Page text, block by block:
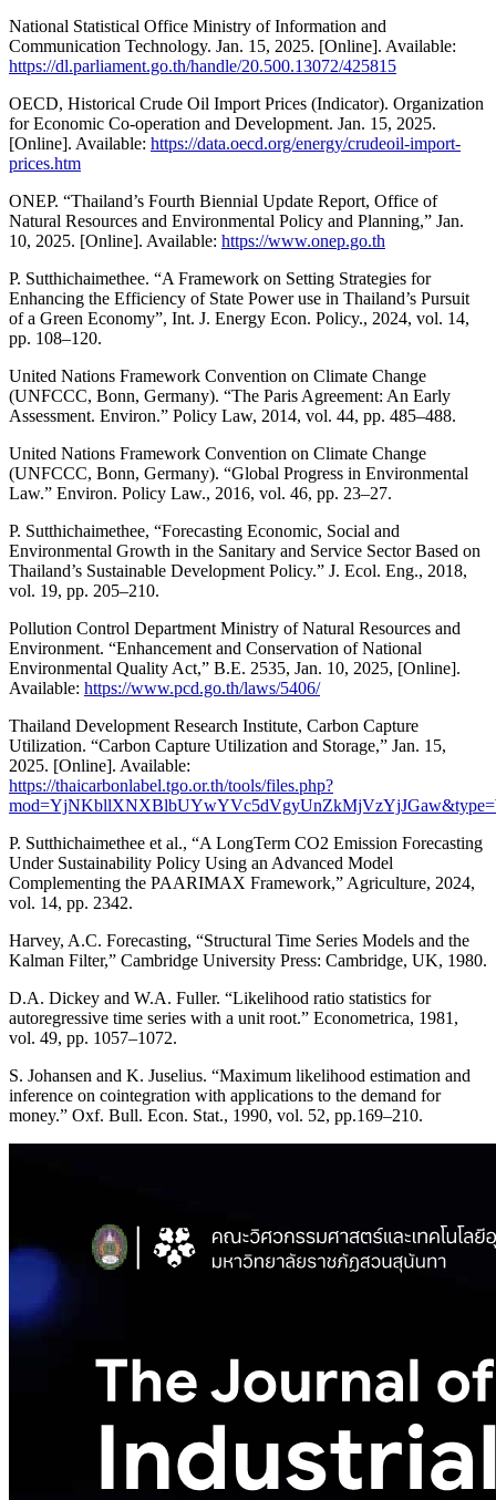
National Statistical Office Ministry of Information and
Communication Technology. Jan. 15, 2025. [Online]. Available:
https://dl.parliament.go.th/handle/20.500.13072/425815
OECD, Historical Crude Oil Import Prices (Indicator). Organization
for Economic Co-operation and Development. Jan. 15, 2025.
[Online]. Available: https://data.oecd.org/energy/crudeoil-import-
prices.htm
ONEP. “Thailand’s Fourth Biennial Update Report, Office of
Natural Resources and Environmental Policy and Planning,” Jan.
10, 2025. [Online]. Available: https://www.onep.go.th
P. Sutthichaimethee. “A Framework on Setting Strategies for
Enhancing the Efficiency of State Power use in Thailand’s Pursuit
of a Green Economy”, Int. J. Energy Econ. Policy., 2024, vol. 14,
pp. 108–120.
United Nations Framework Convention on Climate Change
(UNFCCC, Bonn, Germany). “The Paris Agreement: An Early
Assessment. Environ.” Policy Law, 2014, vol. 44, pp. 485–488.
United Nations Framework Convention on Climate Change
(UNFCCC, Bonn, Germany). “Global Progress in Environmental
Law.” Environ. Policy Law., 2016, vol. 46, pp. 23–27.
P. Sutthichaimethee, “Forecasting Economic, Social and
Environmental Growth in the Sanitary and Service Sector Based on
Thailand’s Sustainable Development Policy.” J. Ecol. Eng., 2018,
vol. 19, pp. 205–210.
Pollution Control Department Ministry of Natural Resources and
Environment. “Enhancement and Conservation of National
Environmental Quality Act,” B.E. 2535, Jan. 10, 2025, [Online].
Available: https://www.pcd.go.th/laws/5406/
Thailand Development Research Institute, Carbon Capture
Utilization. “Carbon Capture Utilization and Storage,” Jan. 15,
2025. [Online]. Available:
https://thaicarbonlabel.tgo.or.th/tools/files.php?
P. Sutthichaimethee et al., “A LongTerm CO2 Emission Forecasting
Under Sustainability Policy Using an Advanced Model
Complementing the PAARIMAX Framework,” Agriculture, 2024,
vol. 14, pp. 2342.
Harvey, A.C. Forecasting, “Structural Time Series Models and the
Kalman Filter,” Cambridge University Press: Cambridge, UK, 1980.
D.A. Dickey and W.A. Fuller. “Likelihood ratio statistics for
autoregressive time series with a unit root.” Econometrica, 1981,
vol. 49, pp. 1057–1072.
S. Johansen and K. Juselius. “Maximum likelihood estimation and
inference on cointegration with applications to the demand for
money.” Oxf. Bull. Econ. Stat., 1990, vol. 52, pp.169–210.